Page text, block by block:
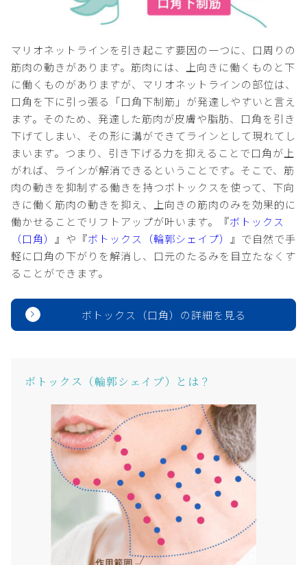
マリオネットラインを引き起こす要因の一つに、口周りの
筋肉の動きがあります。筋肉には、上向きに働くものと下
に働くものがありますが、マリオネットラインの部位は、
口角を下に引っ張る「口角下制筋」が発達しやすいと言え
ます。そのため、発達した筋肉が皮膚や脂肪、口角を引き
下げてしまい、その形に溝ができてラインとして現れてし
まいます。つまり、引き下げる力を抑えることで口角が上
がれば、ラインが解消できるということです。そこで、筋
肉の動きを抑制する働きを持つボトックスを使って、下向
きに働く筋肉の動きを抑え、上向きの筋肉のみを効果的に
働かせることでリフトアップが叶います。『ボトックス
（口角）
』や『ボトックス（輪郭シェイプ）
』で自然で手
軽に口角の下がりを解消し、口元のたるみを目立たなくす
ることができます。
ボトックス（口角）の詳細を見る
ボトックス（輪郭シェイプ）とは？